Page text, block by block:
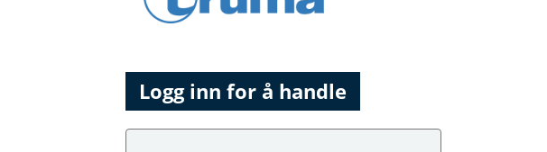
Logg inn for å handle